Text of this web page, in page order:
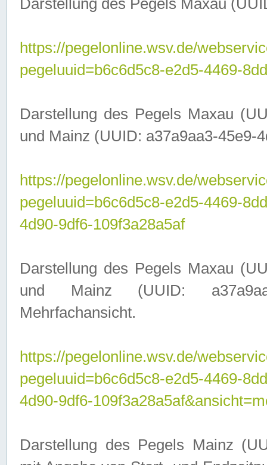
Darstellung des Pegels Maxau
https://pegelonline.wsv.de/
pegeluuid=b6c6d5c8-e2d5-4469-
Darstellung des Pegels Maxau
und Mainz (UUID: a37a9aa3-45e9-
https://pegelonline.wsv.de/
pegeluuid=b6c6d5c8-e2d5-4469-
4d90-9df6-109f3a28a5af
Darstellung des Pegels Maxau
und Mainz (UUID:
Mehrfachansicht.
https://pegelonline.wsv.de/
pegeluuid=b6c6d5c8-e2d5-4469-
4d90-9df6-
Darstellung des Pegels Mainz